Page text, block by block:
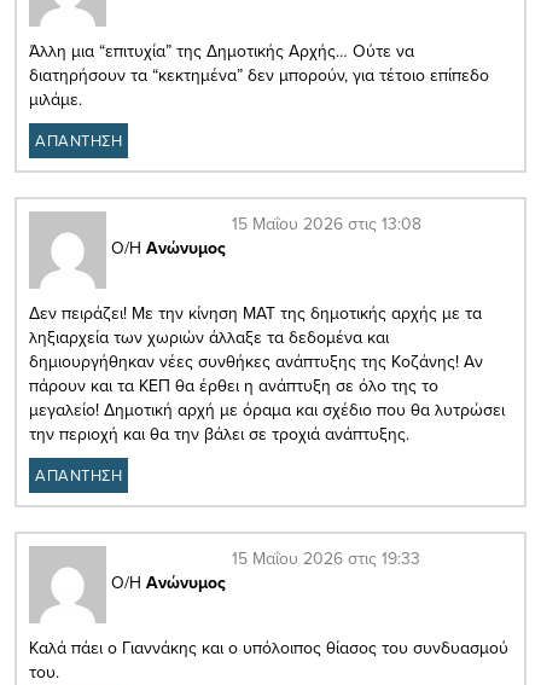
Άλλη μια “επιτυχία” της Δημοτικής Αρχής… Ούτε να
διατηρήσουν τα “κεκτημένα” δεν μπορούν, για τέτοιο επίπεδο
μιλάμε.
ΑΠΑΝΤΗΣΗ
Ο/Η Ανώνυμος
15 Μαΐου 2026 στις 13:08
Δεν πειράζει! Με την κίνηση ΜΑΤ της δημοτικής αρχής με τα
ληξιαρχεία των χωριών άλλαξε τα δεδομένα και
δημιουργήθηκαν νέες συνθήκες ανάπτυξης της Κοζάνης! Αν
πάρουν και τα ΚΕΠ θα έρθει η ανάπτυξη σε όλο της το
μεγαλείο! Δημοτική αρχή με όραμα και σχέδιο που θα λυτρώσει
την περιοχή και θα την βάλει σε τροχιά ανάπτυξης.
ΑΠΑΝΤΗΣΗ
Ο/Η Ανώνυμος
15 Μαΐου 2026 στις 19:33
Καλά πάει ο Γιαννάκης και ο υπόλοιπος θίασος του συνδυασμού
του.